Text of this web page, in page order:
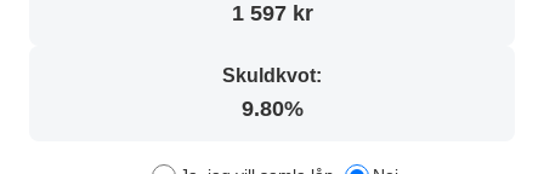
1 597 kr
Skuldkvot:
9.80%